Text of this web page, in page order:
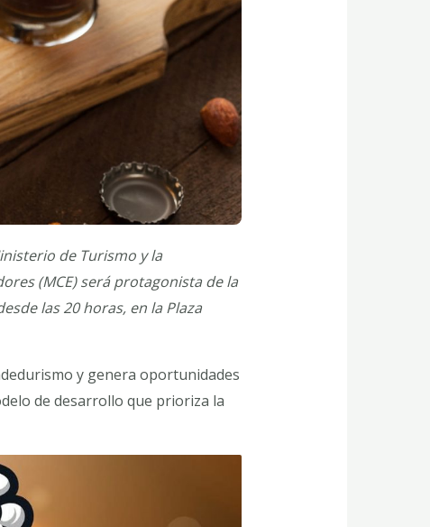
de Turismo y la
(MCE) será protagonista de la
las 20 horas, en la Plaza
y genera oportunidades
de desarrollo que prioriza la